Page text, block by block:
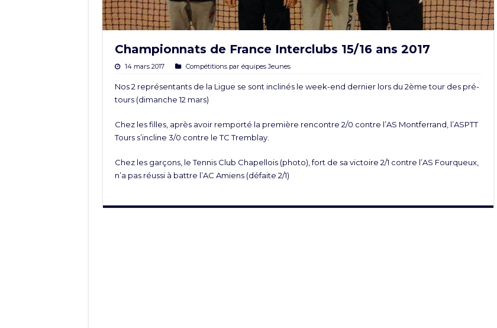
Championnats de France Interclubs 15/16 ans 2017
14 mars 2017 Compétitions par équipes Jeunes
Nos 2 représentants de la Ligue se sont inclinés le week-end dernier lors du 2ème tour des pré-
tours (dimanche 12 mars)
Chez les filles, après avoir remporté la première rencontre 2/0 contre l’AS Montferrand, l’ASPTT
Tours s’incline 3/0 contre le TC Tremblay.
Chez les garçons, leTennis Club Chapellois(photo), fort de sa victoire 2/1 contre l’AS Fourqueux,
n’a pas réussi à battre l’AC Amiens (défaite 2/1)